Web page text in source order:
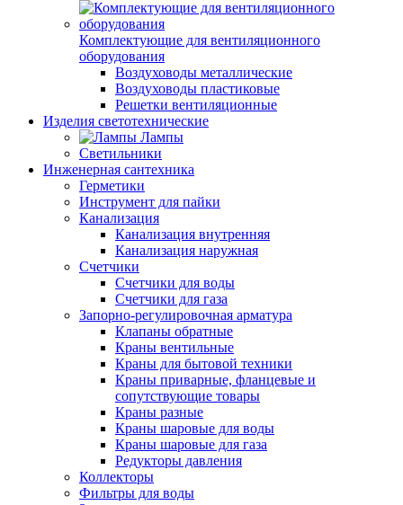
Комплектующие для вентиляционного
оборудования
Воздуховоды металлические
Воздуховоды пластиковые
Решетки вентиляционные
Изделия светотехнические
Лампы
Светильники
Инженерная сантехника
Герметики
Инструмент для пайки
Канализация
Канализация внутренняя
Канализация наружная
Счетчики
Счетчики для воды
Счетчики для газа
Запорно-регулировочная арматура
Клапаны обратные
Краны вентильные
Краны для бытовой техники
Краны приварные, фланцевые и
сопутствующие товары
Краны разные
Краны шаровые для воды
Краны шаровые для газа
Редукторы давления
Коллекторы
Фильтры для воды